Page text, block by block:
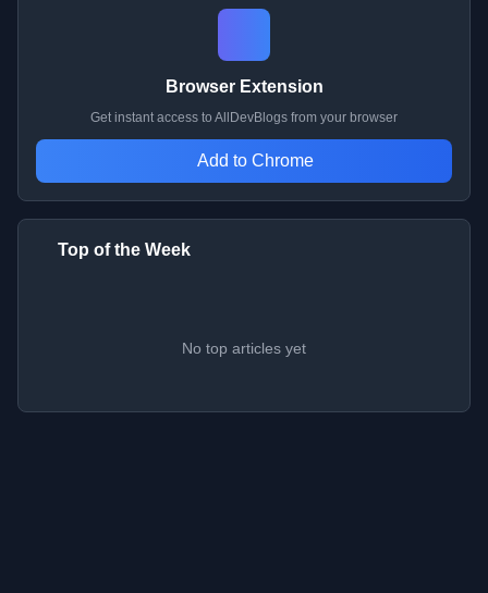
Browser Extension
Get instant access to AllDevBlogs from your browser
Add to Chrome
Top of the Week
No top articles yet